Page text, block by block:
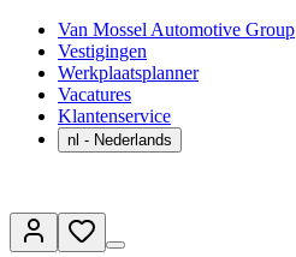
Van Mossel Automotive Group
Vestigingen
Werkplaatsplanner
Vacatures
Klantenservice
nl - Nederlands